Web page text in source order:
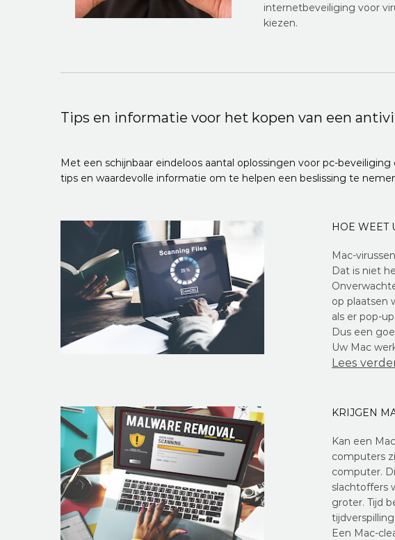
internetbeveiliging voor
kiezen.
Tips en informatie voor het kopen van een
Met een schijnbaar eindeloos aantal oplossingen voor pc-
tips en waardevolle informatie om te helpen een beslissing te
HOE WEET
Mac-
Dat is niet
op plaatsen
als er pop-
Dus een
Uw Mac
Lees
KRIJGEN
Kan een
computers
computer.
slachtoffers
groter. Tijd
Een Mac-